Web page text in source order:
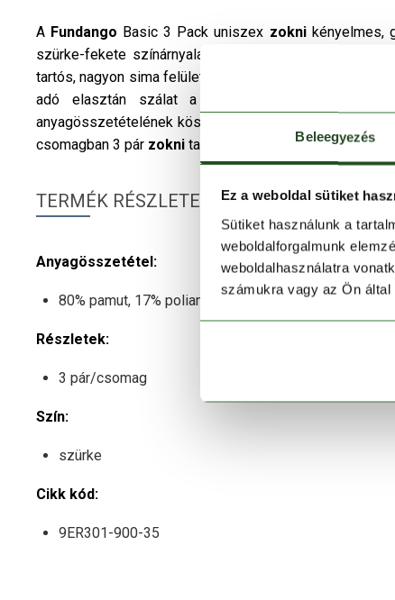
Beleegyezés
Ez a weboldal sütiket
Sütiket használunk a
weboldalforgalmunk
weboldalhasználatra
számukra vagy az Ön
A Fundango Basic 3 Pack uniszex zokni kényelmes,
szürke-fekete színárnyalatával a hétköznapok
tartós, nagyon sima felületű anyagot hoz létre, ezért a
adó elasztán szálat a
anyagösszetételének köszönhetően magas fokú
csomagban 3 pár zokni található.
TERMÉK RÉSZLETEK
Anyagösszetétel:
80% pamut, 17% poliamid, 3% elasztán
Részletek:
3 pár/csomag
Szín:
szürke
Cikk kód:
9ER301-900-35